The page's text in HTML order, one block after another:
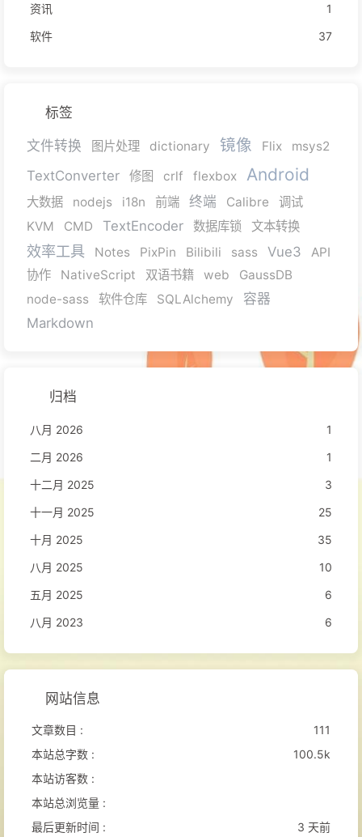
资讯
1
软件
37
标签
文件转换 图片处理 dictionary 镜像 Flix msys2
TextConverter 修图 crlf flexbox Android
大数据 nodejs i18n 前端 终端 Calibre
调试
KVM
CMD TextEncoder 数据库锁 文本转换
效率工具 Notes PixPin Bilibili sass Vue3
API
协作
NativeScript 双语书籍 web
GaussDB
node-sass
软件仓库 SQLAlchemy
容器
Markdown
归档
八月 2026
1
二月 2026
1
十二月 2025
3
十一月 2025
25
十月 2025
35
八月 2025
10
五月 2025
6
八月 2023
6
网站信息
文章数目 :
111
本站总字数 :
100.5k
本站访客数 :
本站总浏览量 :
最后更新时间 :
3 天前